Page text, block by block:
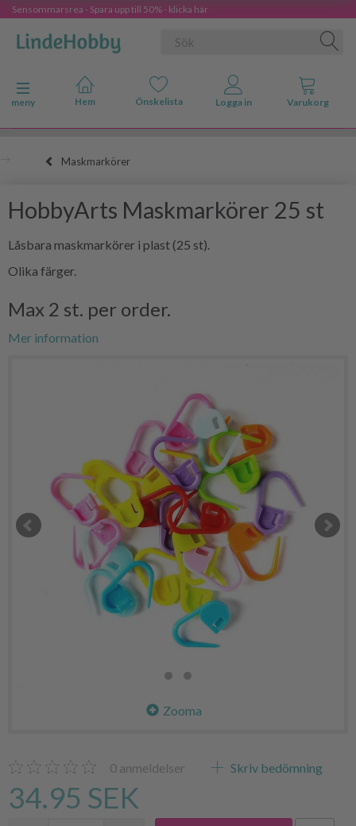
Sensommarsrea - Spara upp till 50% - klicka här
Ändra navigering
meny
Maskmarkörer
HobbyArts Maskmarkörer 25 st
Låsbara maskmarkörer i plast (25 st).
Olika färger.
Max 2 st. per order.
Mer information
Zooma
0 anmeldelser Skriv bedömning
34.95 SEK